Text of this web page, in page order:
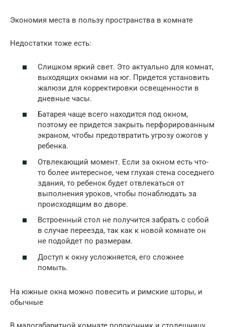
Экономия места в пользу пространства в комнате
Недостатки тоже есть:
Слишком яркий свет. Это актуально для комнат,
выходящих окнами на юг. Придется установить
жалюзи для корректировки освещенности в
дневные часы.
Батарея чаще всего находится под окном,
поэтому ее придется закрыть перфорированным
экраном, чтобы предотвратить угрозу ожогов у
ребенка.
Отвлекающий момент. Если за окном есть что-
то более интересное, чем глухая стена соседнего
здания, то ребенок будет отвлекаться от
выполнения уроков, чтобы понаблюдать за
происходящим во дворе.
Встроенный стол не получится забрать с собой
в случае переезда, так как к новой комнате он
не подойдет по размерам.
Доступ к окну усложняется, его сложнее
помыть.
На южные окна можно повесить и римские шторы, и
обычные